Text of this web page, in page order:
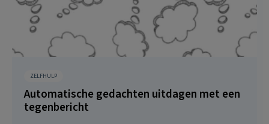
ZELFHULP
Automatische gedachten uitdagen met een
tegenbericht